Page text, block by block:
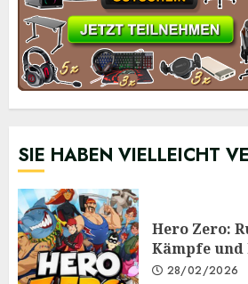
SIE HABEN VIELLEICHT
Hero Zero:
Kämpfe
28/02/2026